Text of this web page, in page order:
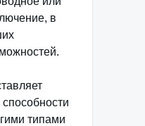
в
типами